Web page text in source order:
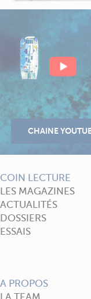
COIN LECTURE
LES MAGAZINES
ACTUALITÉS
DOSSIERS
ESSAIS
A PROPOS